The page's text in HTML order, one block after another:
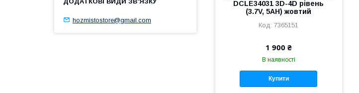
DCLE34031 3D-4D рівень
(3.7V, 5AH) жовтий
7365151
1 900 ₴
В наявності
Купити
hozmistostore@gmail.com